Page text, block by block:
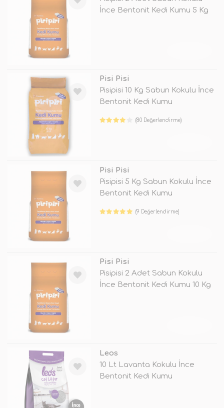
İnce Bentonit Kedi Kumu 5 Kg
Pisi Pisi
Pisipisi 10 Kg Sabun Kokulu İnce
Bentonit Kedi Kumu
(80 Değerlendirme)
Pisi Pisi
Pisipisi 5 Kg Sabun Kokulu İnce
Bentonit Kedi Kumu
(9 Değerlendirme)
Pisi Pisi
Pisipisi 2 Adet Sabun Kokulu
İnce Bentonit Kedi Kumu 10 Kg
Leos
10 Lt Lavanta Kokulu İnce
Bentonit Kedi Kumu